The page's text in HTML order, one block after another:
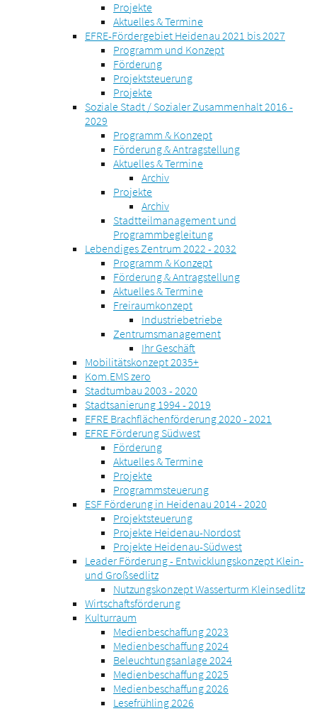
Projekte
Aktuelles & Termine
EFRE-Fördergebiet Heidenau 2021 bis 2027
Programm und Konzept
Förderung
Projektsteuerung
Projekte
Soziale Stadt / Sozialer Zusammenhalt 2016 -
2029
Programm & Konzept
Förderung & Antragstellung
Aktuelles & Termine
Archiv
Projekte
Archiv
Stadtteilmanagement und
Programmbegleitung
Lebendiges Zentrum 2022 - 2032
Programm & Konzept
Förderung & Antragstellung
Aktuelles & Termine
Freiraumkonzept
Industriebetriebe
Zentrumsmanagement
Ihr Geschäft
Mobilitätskonzept 2035+
Kom.EMS zero
Stadtumbau 2003 - 2020
Stadtsanierung 1994 - 2019
EFRE Brachflächenförderung 2020 - 2021
EFRE Förderung Südwest
Förderung
Aktuelles & Termine
Projekte
Programmsteuerung
ESF Förderung in Heidenau 2014 - 2020
Projektsteuerung
Projekte Heidenau-Nordost
Projekte Heidenau-Südwest
Leader Förderung - Entwicklungskonzept Klein-
und Großsedlitz
Nutzungskonzept Wasserturm Kleinsedlitz
Wirtschaftsförderung
Kulturraum
Medienbeschaffung 2023
Medienbeschaffung 2024
Beleuchtungsanlage 2024
Medienbeschaffung 2025
Medienbeschaffung 2026
Lesefrühling 2026